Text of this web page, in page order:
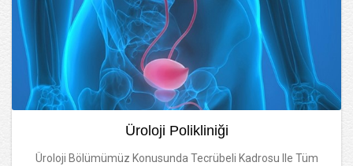
Üroloji Polikliniği
Üroloji Bölümümüz Konusunda Tecrübeli Kadrosu Ile Tüm